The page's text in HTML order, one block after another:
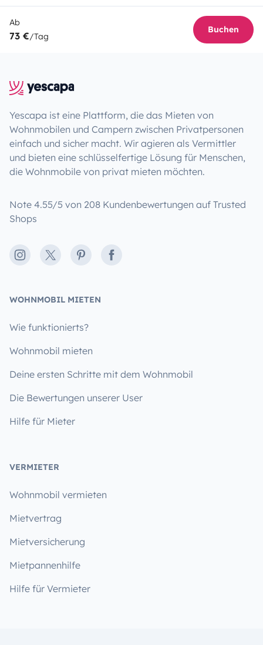
Ab
73 €/Tag
Buchen
Yescapa ist eine Plattform, die das Mieten von
Wohnmobilen und Campern zwischen Privatpersonen
einfach und sicher macht. Wir agieren als Vermittler
und bieten eine schlüsselfertige Lösung für Menschen,
die Wohnmobile von privat mieten möchten.
Note 4.55/5 von 208 Kundenbewertungen auf Trusted
Shops
Instagram
X PinterestFacebook
WOHNMOBIL MIETEN
Wie funktionierts?
Wohnmobil mieten
Deine ersten Schritte mit dem Wohnmobil
Die Bewertungen unserer User
Hilfe für Mieter
VERMIETER
Wohnmobil vermieten
Mietvertrag
Mietversicherung
Mietpannenhilfe
Hilfe für Vermieter